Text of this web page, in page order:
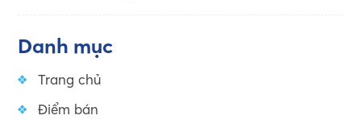
Danh mục
Trang chủ
Điểm bán